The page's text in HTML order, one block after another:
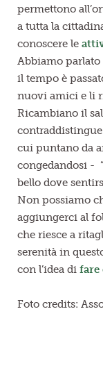
permettono
a tutta la
conoscere le
Abbiamo
il tempo è
nuovi amici e li
Ricambiano il
cui puntano da
congedandosi -
bello dove
Non possiamo
aggiungerci al
che riesce a
serenità in
con l’idea di fare
Foto credits: